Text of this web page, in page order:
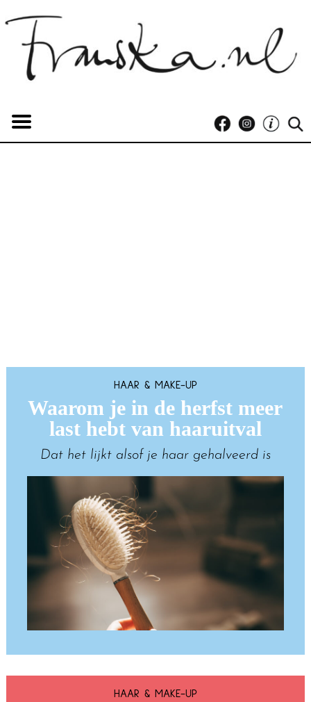
HAAR & MAKE-UP
Waarom je in de herfst meer
last hebt van haaruitval
Dat het lijkt alsof je haar gehalveerd is
HAAR & MAKE-UP